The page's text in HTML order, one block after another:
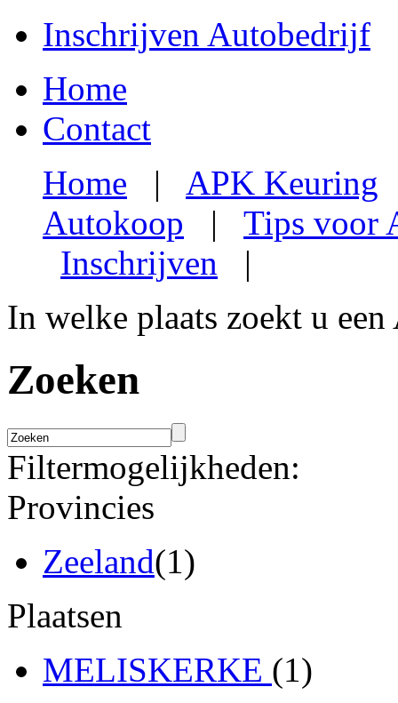
Inschrijven Autobedrijf
Home
Contact
Home | APK Keuring
Autokoop | Tips voor
Inschrijven |
In welke plaats zoekt u
Zoeken
Filtermogelijkheden:
Provincies
Zeeland(1)
Plaatsen
MELISKERKE (1)